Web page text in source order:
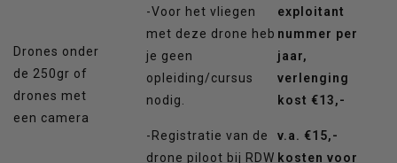
Drones onder
de 250gr of
drones met
een camera
-Voor het vliegen
met deze drone heb
je geen
opleiding/cursus
nodig.
-Registratie van de
drone piloot bij RDW
exploitant
nummer per
jaar,
verlenging
kost €13,-
v.a. €15,-
kosten voor